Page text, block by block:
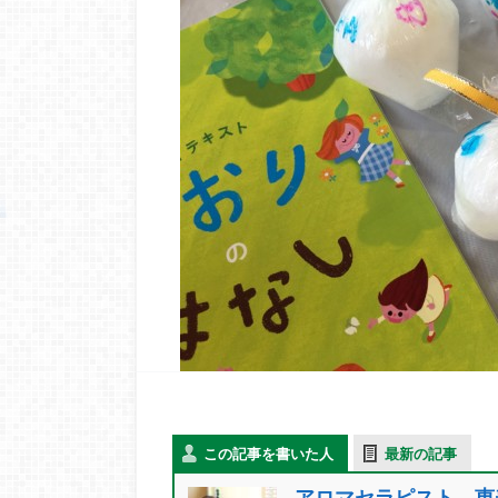
この記事を書いた人 最新の記事